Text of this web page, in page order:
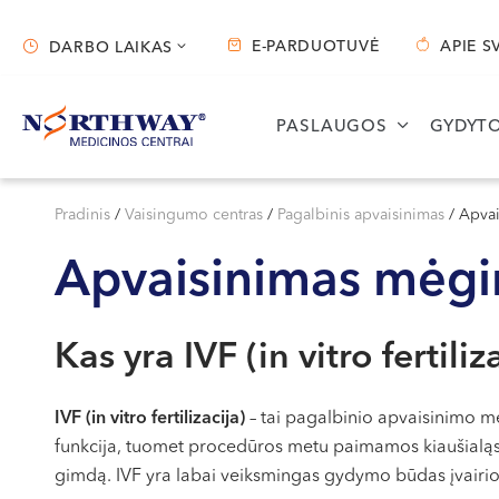
Darbo laikas
Vilnius
S. Žukausko g. 19
Darbo laikas:
I-V 07:30 - 20:30
VII --
Kaunas
Miško g. 25A
Darbo laikas:
I-V 08:00 - 20:00
VII --
DARBO LAIKAS E-PARDUOTUVĖ APIE
PASLAUGOS
Pradinis / Vaisingumo centras / Pagalbinis apvaisinimas /
Apvaisinimas
Kas yra IVF (in vitro
IVF (in vitro fertilizacija) – tai pagalbinio apvaisinimo
funkcija, tuomet procedūros metu paimamos
gimdą. IVF yra labai veiksmingas gydymo būdas